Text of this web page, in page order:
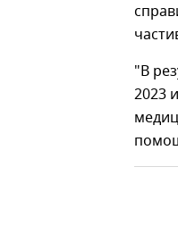
"В
2023